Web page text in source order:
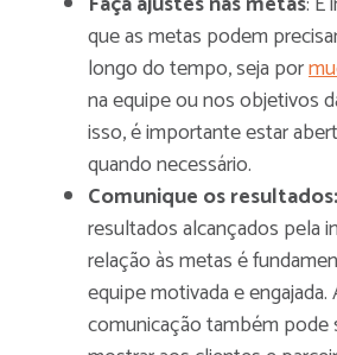
que as metas podem
longo do tempo, seja por
na equipe ou nos objetivos
isso, é importante estar
quando necessário.
Comunique os resultados:
resultados alcançados pela
relação às metas é
equipe motivada e engajada.
comunicação também pode